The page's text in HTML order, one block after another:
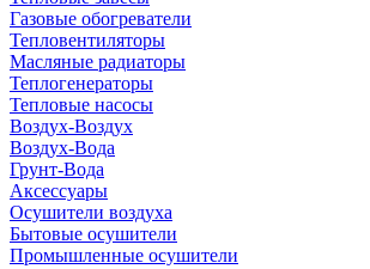
Газовые обогреватели
Тепловентиляторы
Масляные радиаторы
Теплогенераторы
Тепловые насосы
Воздух-Воздух
Воздух-Вода
Грунт-Вода
Аксессуары
Осушители воздуха
Бытовые осушители
Промышленные осушители